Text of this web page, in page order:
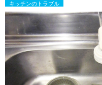
キッチンのトラブル